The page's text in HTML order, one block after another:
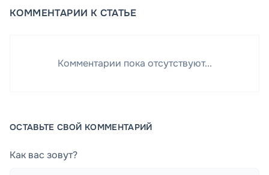
КОММЕНТАРИИ К СТАТЬЕ
Комментарии пока отсутствуют...
ОСТАВЬТЕ СВОЙ КОММЕНТАРИЙ
Как вас зовут?